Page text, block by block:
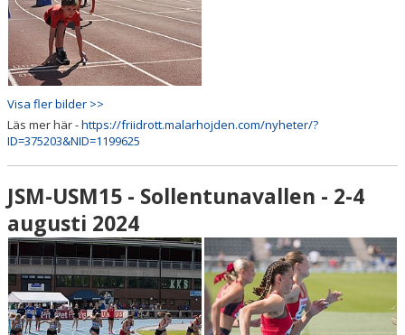
Visa fler bilder >>
Läs mer här -https://friidrott.malarhojden.com/nyheter/?
ID=375203&NID=1199625
JSM-USM15 - Sollentunavallen - 2-4
augusti 2024